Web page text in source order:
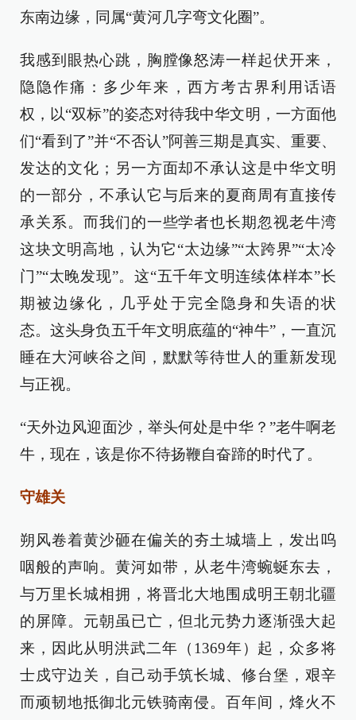
东南边缘，同属“黄河几字弯文化圈”。
我感到眼热心跳，胸膛像怒涛一样起伏开来，
隐隐作痛：多少年来，西方考古界利用话语
权，以“双标”的姿态对待我中华文明，一方面他
们“看到了”并“不否认”阿善三期是真实、重要、
发达的文化；另一方面却不承认这是中华文明
的一部分，不承认它与后来的夏商周有直接传
承关系。而我们的一些学者也长期忽视老牛湾
这块文明高地，认为它“太边缘”“太跨界”“太冷
门”“太晚发现”。这“五千年文明连续体样本”长
期被边缘化，几乎处于完全隐身和失语的状
态。这头身负五千年文明底蕴的“神牛”，一直沉
睡在大河峡谷之间，默默等待世人的重新发现
与正视。
“天外边风迎面沙，举头何处是中华？”老牛啊老
牛，现在，该是你不待扬鞭自奋蹄的时代了。
守雄关
朔风卷着黄沙砸在偏关的夯土城墙上，发出呜
咽般的声响。黄河如带，从老牛湾蜿蜒东去，
与万里长城相拥，将晋北大地围成明王朝北疆
的屏障。元朝虽已亡，但北元势力逐渐强大起
来，因此从明洪武二年（1369年）起，众多将
士戍守边关，自己动手筑长城、修台堡，艰辛
而顽韧地抵御北元铁骑南侵。百年间，烽火不